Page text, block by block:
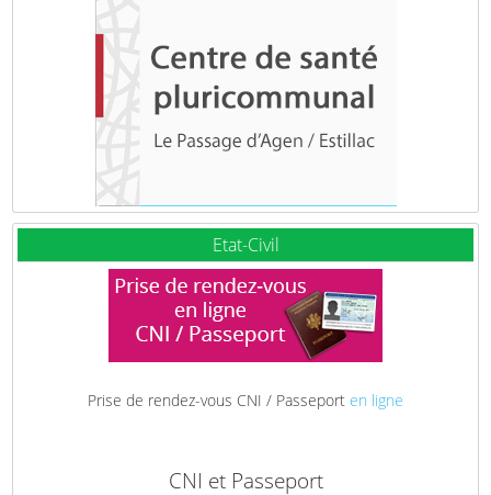
Etat-Civil
Prise de rendez-vous CNI / Passeport en ligne
CNI et Passeport